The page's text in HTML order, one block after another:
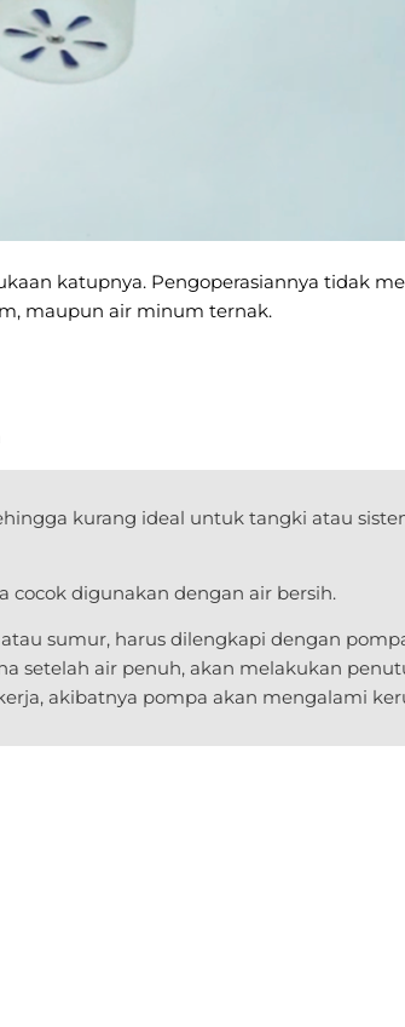
katupnya. Pengoperasiannya tidak
maupun air minum ternak.
kurang ideal untuk tangki atau
cocok digunakan dengan air bersih.
sumur, harus dilengkapi dengan
setelah air penuh, akan melakukan
akibatnya pompa akan mengalami